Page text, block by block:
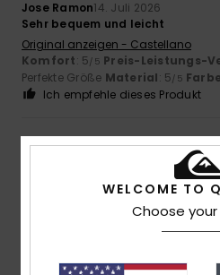
Jose Ramon14. Juli 2026
Sehr bequem und leicht
Original anzeigen - Castellano
Komfort: 5/5 Preis-Leistungs-
Perfekte Größe Material: 5/5 Farbe
Ich empfehle dieses Produkt
5/
Größen kleiner als unsere
WELCOME TO
Choose